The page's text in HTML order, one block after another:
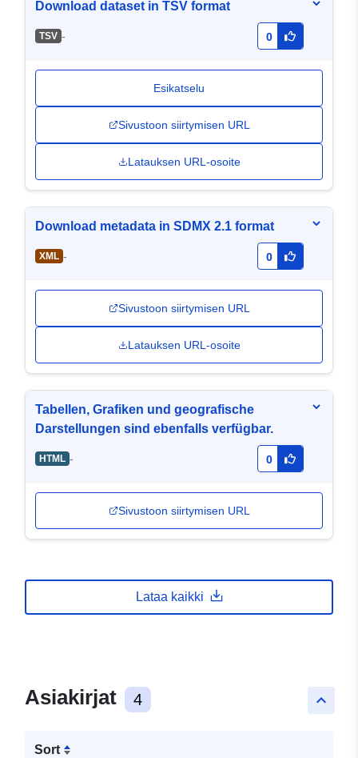
Download dataset in TSV format
TSV - 0
Esikatselu
Sivustoon siirtymisen URL
Latauksen URL-osoite
Download metadata in SDMX 2.1 format
XML - 0
Sivustoon siirtymisen URL
Latauksen URL-osoite
Tabellen, Grafiken und geografische
Darstellungen sind ebenfalls verfügbar.
HTML - 0
Sivustoon siirtymisen URL
Lataa kaikki
keyboard_arrow_up
Asiakirjat 4
Sort